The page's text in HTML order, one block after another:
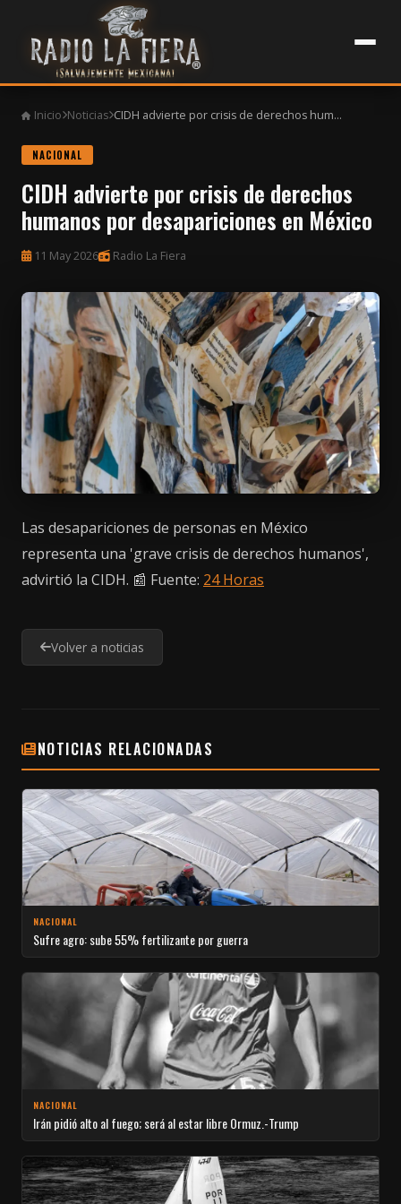
Inicio Noticias CIDH advierte por crisis de derechos hum...
NACIONAL
CIDH advierte por crisis de derechos
humanos por desapariciones en México
11 May 2026 Radio La Fiera
Las desapariciones de personas en México
representa una 'grave crisis de derechos humanos',
advirtió la CIDH. 📰 Fuente: 24 Horas
Volver a noticias
NOTICIAS RELACIONADAS
NACIONAL
Sufre agro: sube 55% fertilizante por guerra
NACIONAL
Irán pidió alto al fuego; será al estar libre Ormuz.-Trump